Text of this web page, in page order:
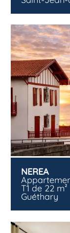
NEREA
T1 de 22 m²
Guéthary